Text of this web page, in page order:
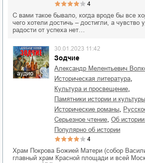
4
С вами такое бывало, когда вроде бы все
чего хотели достичь – достигли, а чувство
радости от успеха нет…
аудио
Зодчие
30.01.2023 11:42
Александр Мелентьевич
историческая литература
культура и просвещение
памятники истории и культуры
исторические романы
серьезное чтение об
популярно об истории
4
Храм Покрова Божией Матери (собор
главный храм Красной площади и всей